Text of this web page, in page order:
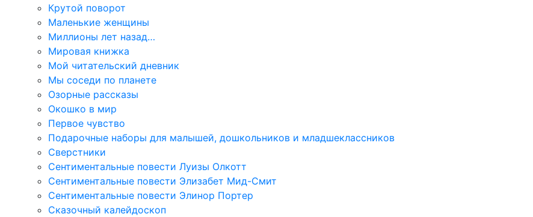
Крутой поворот
Маленькие женщины
Миллионы лет назад…
Мировая книжка
Мой читательский дневник
Мы соседи по планете
Озорные рассказы
Окошко в мир
Первое чувство
Подарочные наборы для малышей, дошкольников и младшеклассников
Сверстники
Сентиментальные повести Луизы Олкотт
Сентиментальные повести Элизабет Мид-Смит
Сентиментальные повести Элинор Портер
Сказочный калейдоскоп